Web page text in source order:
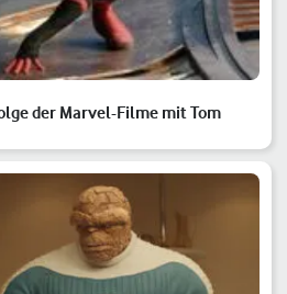
der Marvel-Filme mit Tom